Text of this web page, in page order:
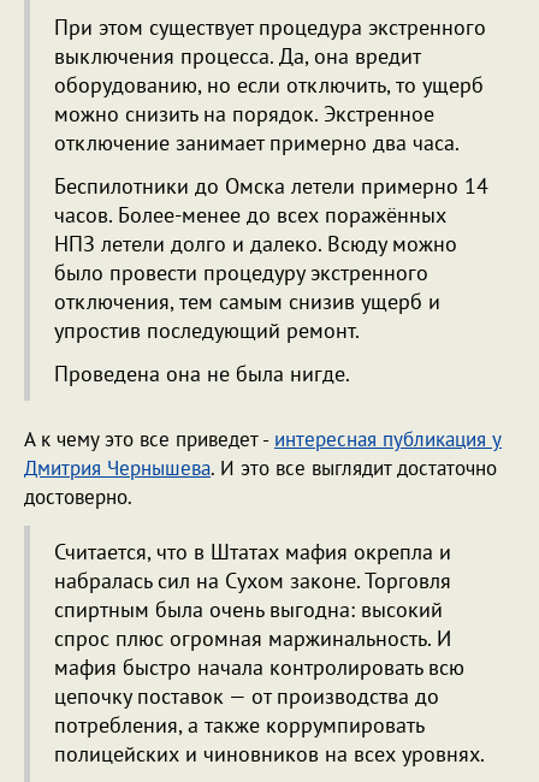
При этом существует процедура экстренного
выключения процесса. Да, она вредит
оборудованию, но если отключить, то ущерб
можно снизить на порядок. Экстренное
отключение занимает примерно два часа.
Беспилотники до Омска летели примерно 14
часов. Более-менее до всех поражённых
НПЗ летели долго и далеко. Всюду можно
было провести процедуру экстренного
отключения, тем самым снизив ущерб и
упростив последующий ремонт.
Проведена она не была нигде.
А к чему это все приведет - интересная публикация у
Дмитрия Чернышева. И это все выглядит достаточно
достоверно.
Считается, что в Штатах мафия окрепла и
набралась сил на Сухом законе. Торговля
спиртным была очень выгодна: высокий
спрос плюс огромная маржинальность. И
мафия быстро начала контролировать всю
цепочку поставок — от производства до
потребления, а также коррумпировать
полицейских и чиновников на всех уровнях.